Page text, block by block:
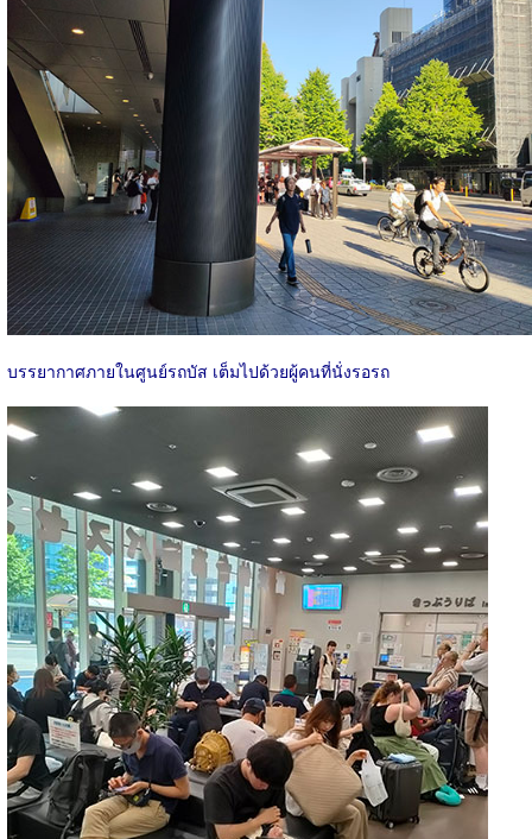
บรรยากาศภายในศูนย์รถบัส เต็มไปด้วยผู้คนที่นั่งรอรถ